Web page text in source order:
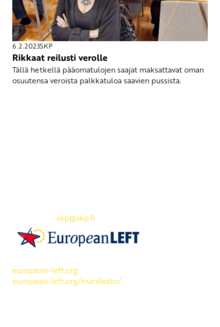
6.2.2023SKP
Rikkaat reilusti verolle
Tällä hetkellä pääomatulojen saajat maksattavat oman
osuutensa veroista palkkatuloa saavien pussista.
skp@skp.fi
european-left.org
european-left.org/manifesto/